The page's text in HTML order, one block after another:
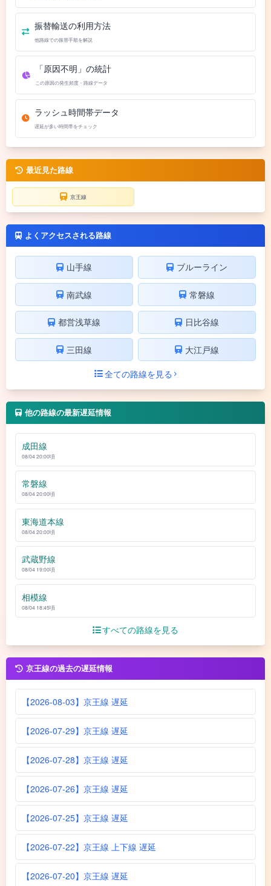
振替輸送の利用方法
他路線での振替手順を解説
「原因不明」の統計
この原因の発生頻度・路線データ
ラッシュ時間帯データ
遅延が多い時間帯をチェック
最近見た路線
京王線
よくアクセスされる路線
山手線 ブルーライン
南武線 常磐線
都営浅草線 日比谷線
三田線
大江戸線
全ての路線を見る
他の路線の最新遅延情報
成田線
08/04 20:00頃
常磐線
08/04 20:00頃
東海道本線
08/04 20:00頃
武蔵野線
08/04 19:00頃
相模線
08/04 18:45頃
すべての路線を見る
京王線の過去の遅延情報
【2026-08-03】京王線 遅延
【2026-07-29】京王線 遅延
【2026-07-28】京王線 遅延
【2026-07-26】京王線 遅延
【2026-07-25】京王線 遅延
【2026-07-22】京王線 上下線 遅延
【2026-07-20】京王線 遅延